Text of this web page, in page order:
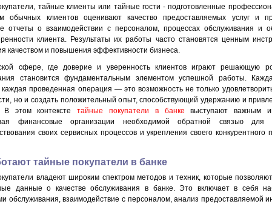
тайные клиенты или тайные гости - подготовленные
обычных клиентов оценивают качество предоставляемых услуг и
отчеты о взаимодействии с персоналом, процессах обслуживания и
клиента. Результаты их работы часто становятся ценным
качеством и повышения эффективности бизнеса.
сфере, где доверие и уверенность клиентов играют решающую
становится фундаментальным элементом успешной работы.
каждая проведенная операция — это возможность не только
но и создать положительный опыт, способствующий удержанию и
В этом контекстетайные покупатели в банке выступают важным
финансовые организации необходимой обратной связью для
своих сервисных процессов и укрепления своего конкурентного
тайные покупатели в банке
владеют широким спектром методов и техник, которые
данные о качестве обслуживания в банке. Это включает в себя
обслуживания, взаимодействие с персоналом, анализ предоставляемой